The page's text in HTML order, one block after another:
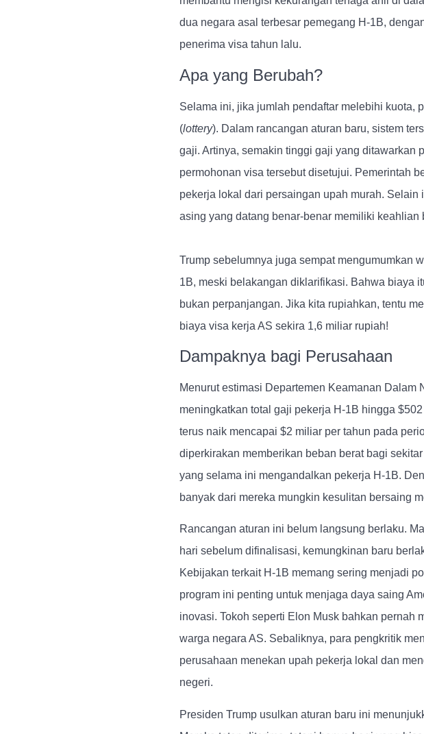
dua negara asal terbesar pemegang H-1B,
penerima visa tahun lalu.
Apa yang Berubah?
Selama ini, jika jumlah pendaftar melebihi kuota,
(lottery). Dalam rancangan aturan baru, sistem
gaji. Artinya, semakin tinggi gaji yang ditawarkan
permohonan visa tersebut disetujui. Pemerintah
pekerja lokal dari persaingan upah murah.
asing yang datang benar-benar memiliki keahlian
Trump sebelumnya juga sempat mengumumkan
1B, meski belakangan diklarifikasi. Bahwa biaya
bukan perpanjangan. Jika kita rupiahkan, tentu
biaya visa kerja AS sekira 1,6 miliar rupiah!
Dampaknya bagi Perusahaan
Menurut estimasi Departemen Keamanan Dalam
meningkatkan total gaji pekerja H-1B hingga
terus naik mencapai $2 miliar per tahun pada
diperkirakan memberikan beban berat bagi
yang selama ini mengandalkan pekerja H-1B.
banyak dari mereka mungkin kesulitan bersaing
Rancangan aturan ini belum langsung berlaku.
hari sebelum difinalisasi, kemungkinan baru
Kebijakan terkait H-1B memang sering menjadi
program ini penting untuk menjaga daya saing
inovasi. Tokoh seperti Elon Musk bahkan pernah
warga negara AS. Sebaliknya, para pengkritik
perusahaan menekan upah pekerja lokal dan
negeri.
Presiden Trump usulkan aturan baru ini